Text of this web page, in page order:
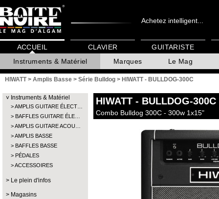
Achetez intelligent...
ACCUEIL
Instruments & Matériel
Marques Le Mag
CLAVIER GUITARISTE
HIWATT> Amplis Basse > Série Bulldog > HIWATT - BULLDOG-300C
Instruments & Matériel
AMPLIS GUITARE ÉLECT…
BAFFLES GUITARE ÉLE…
AMPLIS GUITARE ACOU…
AMPLIS BASSE
BAFFLES BASSE
PÉDALES
ACCESSOIRES
Le plein d'infos
Magasins
HIWATT - BULLDOG-300C
Combo Bulldog 300C - 300w 1x15"